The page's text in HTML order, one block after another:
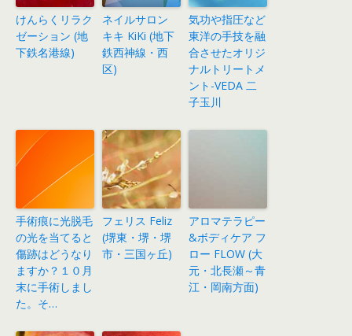
けんらくリラク
ゼーション (地
下鉄名港線)
ネイルサロン
キキ KiKi (地下
鉄西神線・西
区)
気功や指圧など
東洋の手技を融
合させたオリジ
ナルトリートメ
ント-VEDA 二
子玉川
手術痕に光脱毛
の光を当てると
傷跡はどうなり
ますか？１０月
末に手術しまし
た。そ…
フェリス Feliz
(堺東・堺・堺
市・三国ヶ丘)
アロマテラピー
&ボディケア フ
ロー FLOW (大
元・北長瀬～青
江・岡南方面)